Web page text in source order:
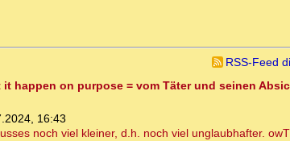
RSS-Feed
happen on purpose = vom Täter und seinen
16:43
noch viel kleiner, d.h. noch viel unglaubhafter. owT